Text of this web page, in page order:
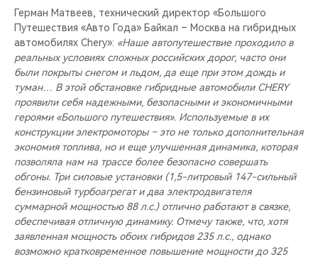
Герман Матвеев, технический директор «Большого
Путешествия «Авто Года» Байкал – Москва на гибридных
автомобилях Chery»: «Наше автопутешествие проходило в
реальных условиях сложных российских дорог, часто они
были покрыты снегом и льдом, да еще при этом дождь и
туман… В этой обстановке гибридные автомобили CHERY
проявили себя надежными, безопасными и экономичными
героями «Большого путешествия». Используемые в их
конструкции электромоторы – это не только дополнительная
экономия топлива, но и еще улучшенная динамика, которая
позволяла нам на трассе более безопасно совершать
обгоны. Три силовые установки (1,5-литровый 147-сильный
бензиновый турбоагрегат и два электродвигателя
суммарной мощностью 88 л.с.) отлично работают в связке,
обеспечивая отличную динамику. Отмечу также, что, хотя
заявленная мощность обоих гибридов 235 л.с., однако
возможно кратковременное повышение мощности до 325